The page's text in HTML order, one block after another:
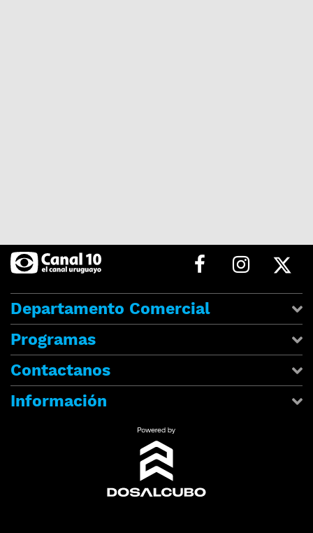
Departamento Comercial
Programas
Contactanos
Información